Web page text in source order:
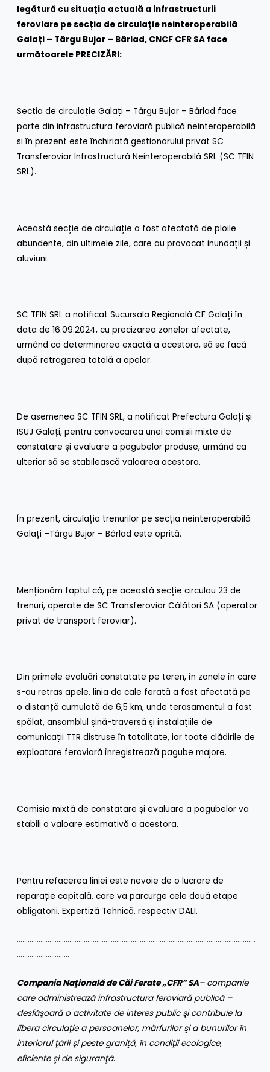
legătură cu situaţia actuală a infrastructurii
feroviare pe secția de circulație neinteroperabilă
Galați – Târgu Bujor – Bârlad, CNCF CFR SA face
următoarele PRECIZĂRI:
Sectia de circulație Galați – Târgu Bujor – Bârlad face
parte din infrastructura feroviară publică neinteroperabilă
si în prezent este închiriată gestionarului privat SC
Transferoviar Infrastructură Neinteroperabilă SRL (SC TFIN
SRL).
Această secție de circulație a fost afectată de ploile
abundente, din ultimele zile, care au provocat inundații și
aluviuni.
SC TFIN SRL a notificat Sucursala Regională CF Galați în
data de 16.09.2024, cu precizarea zonelor afectate,
urmând ca determinarea exactă a acestora, să se facă
după retragerea totală a apelor.
De asemenea SC TFIN SRL, a notificat Prefectura Galați și
ISUJ Galați, pentru convocarea unei comisii mixte de
constatare și evaluare a pagubelor produse, urmând ca
ulterior să se stabilească valoarea acestora.
În prezent, circulația trenurilor pe secția neinteroperabilă
Galați –Târgu Bujor – Bârlad este oprită.
Menționăm faptul că, pe această secție circulau 23 de
trenuri, operate de SC Transferoviar Călători SA (operator
privat de transport feroviar).
Din primele evaluări constatate pe teren, în zonele în care
s-au retras apele, linia de cale ferată a fost afectată pe
o distanță cumulată de 6,5 km, unde terasamentul a fost
spălat, ansamblul șină-traversă și instalațiile de
comunicații TTR distruse în totalitate, iar toate clădirile de
exploatare feroviară înregistrează pagube majore.
Comisia mixtă de constatare și evaluare a pagubelor va
stabili o valoare estimativă a acestora.
Pentru refacerea liniei este nevoie de o lucrare de
reparație capitală, care va parcurge cele două etape
obligatorii, Expertiză Tehnică, respectiv DALI.
……………………………………………………………………………………………………………………
………………………..
Compania Naţională de Căi Ferate „CFR” SA– companie
care administrează infrastructura feroviară publică –
desfăşoară o activitate de interes public şi contribuie la
libera circulaţie a persoanelor, mărfurilor şi a bunurilor în
interiorul ţării şi peste graniţă, în condiţii ecologice,
eficiente şi de siguranţă.